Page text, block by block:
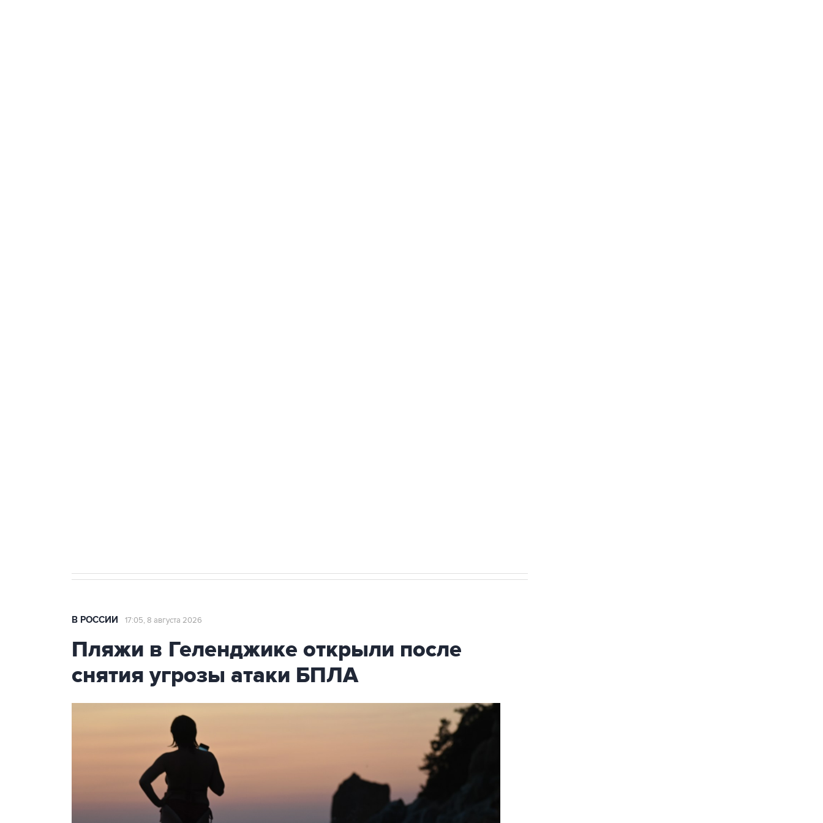
В РОССИИ 17:05, 8 августа 2026
Пляжи в Геленджике открыли после
снятия угрозы атаки БПЛА